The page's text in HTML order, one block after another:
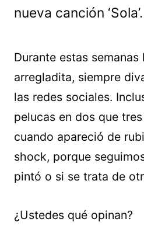
nueva canción ‘Sola’.
Durante estas
arregladita, siempre
las redes sociales.
pelucas en dos que
cuando apareció de
shock, porque
pintó o si se trata de
¿Ustedes qué opinan?